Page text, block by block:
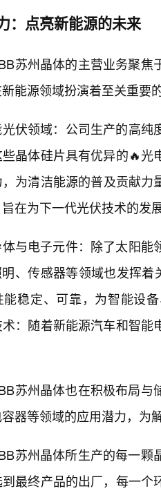
：点亮新能源的未来
苏州晶体的主营业务聚焦
能源领域扮演着至关重要
伏领域：公司生产的高
些晶体硅片具有优异的🔥
为清洁能源的普及贡献
在为下一代光伏技术的发
与电子元件：除了太阳
、传感器等领域也发挥
能稳定、可靠，为智能设
：随着新能源汽车和智
苏州晶体也在积极布局与
器等领域的应用潜力，为
苏州晶体所生产的每一颗
最终产品的出厂，每一